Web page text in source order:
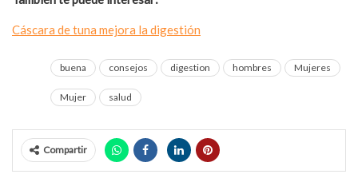
Cáscara de tuna mejora la digestión
buena consejos digestion hombres Mujeres
Mujer salud
Compartir